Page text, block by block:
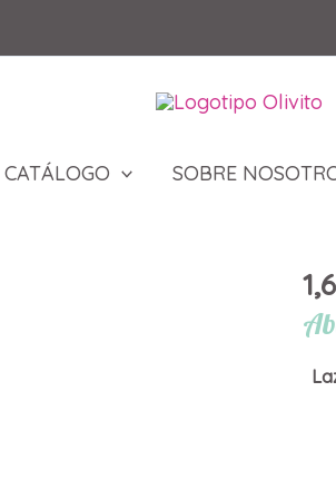
CATÁLOGO SOBRE